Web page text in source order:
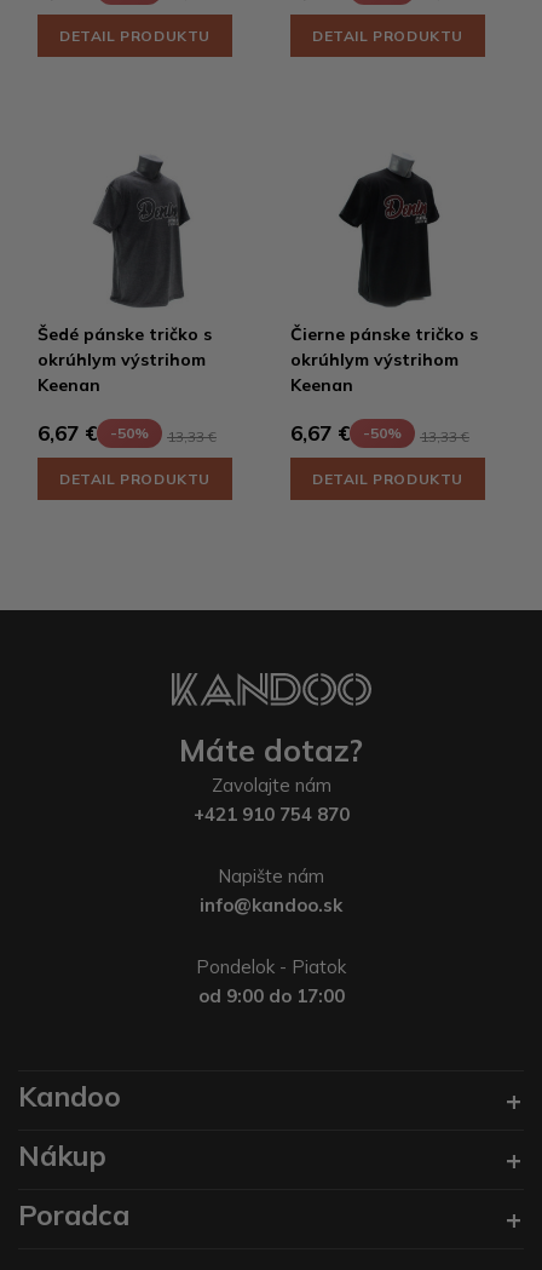
DETAIL PRODUKTU DETAIL PRODUKTU
Šedé pánske tričko s
okrúhlym výstrihom
Keenan
6,67 € -50% 13,33 €
DETAIL PRODUKTU
Čierne pánske tričko s
okrúhlym výstrihom
Keenan
6,67 € -50% 13,33 €
DETAIL PRODUKTU
Máte dotaz?
Zavolajte nám
+421 910 754 870
Napište nám
info@kandoo.sk
Pondelok - Piatok
od 9:00 do 17:00
Kandoo
Nákup
Poradca